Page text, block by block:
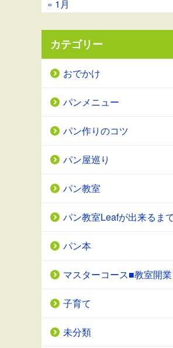
« 1月
カテゴリー
おでかけ
パンメニュー
パン作りのコツ
パン屋巡り
パン教室
パン教室Leafが出来るま
パン本
マスターコース■教室開
子育て
未分類